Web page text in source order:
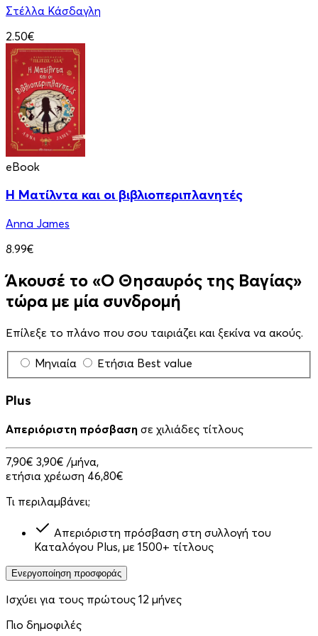
Στέλλα Κάσδαγλη
2.50€
eBook
Η Ματίλντα και οι βιβλιοπεριπλανητές
Anna James
8.99€
Άκουσέ το «Ο Θησαυρός της Βαγίας»
τώρα με μία συνδρομή
Επίλεξε το πλάνο που σου ταιριάζει και ξεκίνα να ακούς.
Μηνιαία Ετήσια Best value
Plus
Απεριόριστη πρόσβαση σε χιλιάδες τίτλους
7,90€ 3,90€ /μήνα,
ετήσια χρέωση 46,80€
Τι περιλαμβάνει;
Απεριόριστη πρόσβαση στη συλλογή του
Καταλόγου Plus, με 1500+ τίτλους
Ενεργοποίηση προσφοράς
Ισχύει για τους πρώτους 12 μήνες
Πιο δημοφιλές